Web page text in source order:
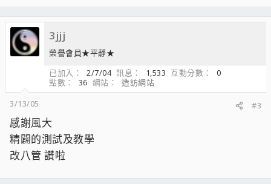
3jjj
榮譽會員★平靜★
已加入
2/7/04 訊息 1,533 互動分數
0
點數
36 網站
造訪網站
3/13/05
#3
感謝風大
精闢的測試及教學
改八管 讚啦